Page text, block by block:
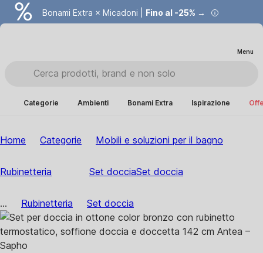
Bonami Extra × Micadoni | Fino al -25% →
Menu
Categorie Ambienti Bonami Extra Ispirazione
Home Categorie Mobili e soluzioni per il bagno
Rubinetteria Set docciaSet doccia
... Rubinetteria Set doccia